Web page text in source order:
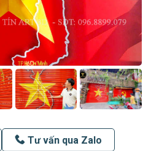
Tư vấn qua Zalo